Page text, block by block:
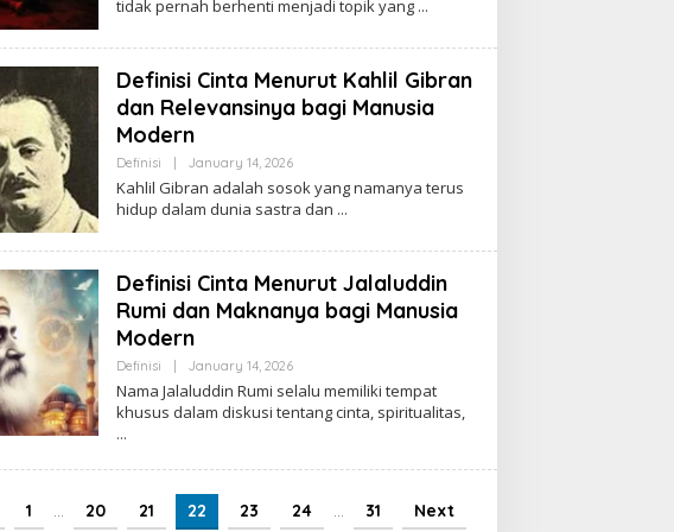
tidak pernah berhenti menjadi topik yang
Definisi Cinta Menurut Kahlil Gibran
dan Relevansinya bagi Manusia
Modern
Definisi January 14, 2026By
Kahlil Gibran adalah sosok yang namanya terus
hidup dalam dunia sastra dan
Definisi Cinta Menurut Jalaluddin
Rumi dan Maknanya bagi Manusia
Modern
Definisi January 14, 2026By
Nama Jalaluddin Rumi selalu memiliki tempat
khusus dalam diskusi tentang cinta, spiritualitas,
1 … 20 21 22 23 24 … 31 Next